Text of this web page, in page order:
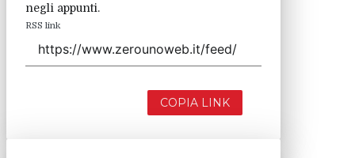
negli appunti.
RSS link
COPIA LINK